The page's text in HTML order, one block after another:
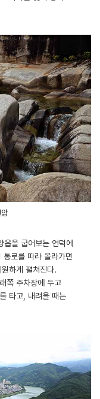
읍을 굽어보는 언덕에
로를 따라 올라가면
하게 펼쳐진다.
쪽 주차장에 두고
타고, 내려올 때는